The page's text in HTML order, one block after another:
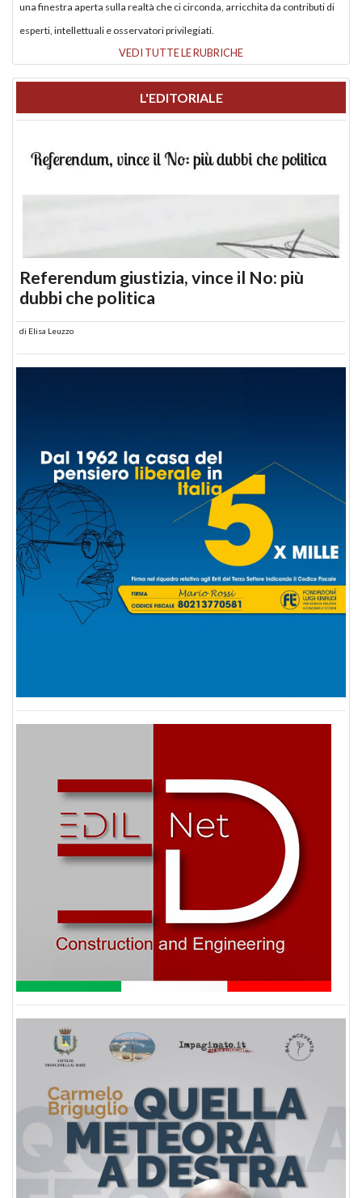
una finestra aperta sulla realtà che ci circonda, arricchita da contributi di
esperti, intellettuali e osservatori privilegiati.
VEDI TUTTE LE RUBRICHE
L'EDITORIALE
Referendum giustizia, vince il No: più
dubbi che politica
di Elisa Leuzzo